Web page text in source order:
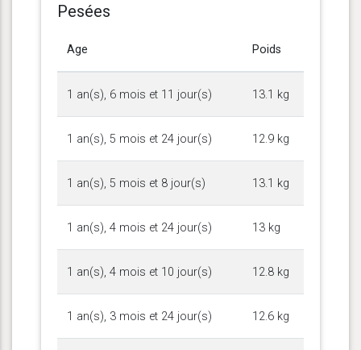
Pesées
Age Poids
1 an(s), 6 mois et 11 jour(s) 13.1 kg
1 an(s), 5 mois et 24 jour(s) 12.9 kg
1 an(s), 5 mois et 8 jour(s) 13.1 kg
1 an(s), 4 mois et 24 jour(s) 13 kg
1 an(s), 4 mois et 10 jour(s) 12.8 kg
1 an(s), 3 mois et 24 jour(s) 12.6 kg